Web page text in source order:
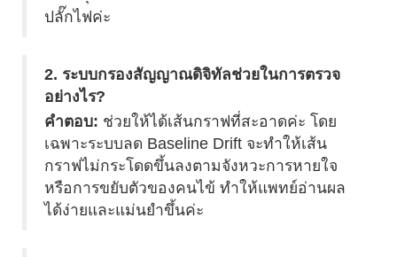
ปลั๊กไฟค่ะ
2. ระบบกรองสัญญาณดิจิทัลช่วยในการตรวจ
อย่างไร?
คำตอบ: ช่วยให้ได้เส้นกราฟที่สะอาดค่ะ โดย
เฉพาะระบบลด Baseline Drift จะทำให้เส้น
กราฟไม่กระโดดขึ้นลงตามจังหวะการหายใจ
หรือการขยับตัวของคนไข้ ทำให้แพทย์อ่านผล
ได้ง่ายและแม่นยำขึ้นค่ะ